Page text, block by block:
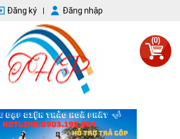
Đăng ký Đăng nhập
(0)